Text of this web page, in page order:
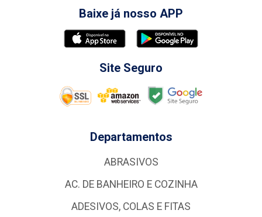
Baixe já nosso APP
Site Seguro
Departamentos
ABRASIVOS
AC. DE BANHEIRO E COZINHA
ADESIVOS, COLAS E FITAS